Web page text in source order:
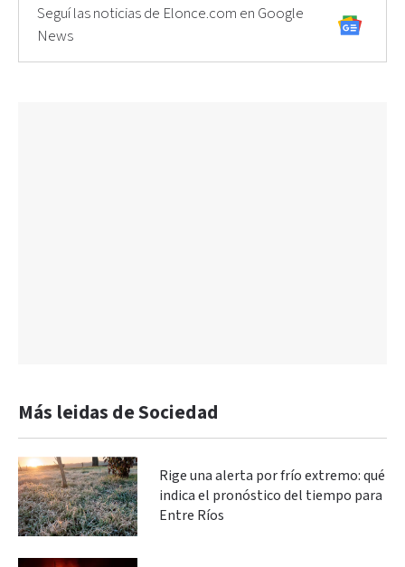
Seguí las noticias de Elonce.com en Google
News
Más leidas de Sociedad
Rige una alerta por frío extremo: qué
indica el pronóstico del tiempo para
Entre Ríos